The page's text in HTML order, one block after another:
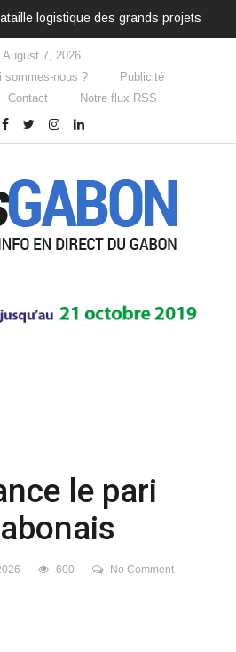
logistique des grands projets
August 7, 2026
sommes-nous ?
Publicité
Contact Notre flux RSS
le pari
600 No Comment